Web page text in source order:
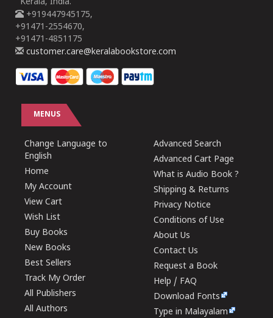
Kerala, India.
+919447945175,
+91471-2554670,
+91471-4851175
customer.care@keralabookstore.com
MENUS
Change Language to
English
Home
My Account
View Cart
Wish List
Buy Books
New Books
Best Sellers
Track My Order
All Publishers
All Authors
Advanced Search
Advanced Cart Page
What is Audio Book ?
Shipping & Returns
Privacy Notice
Conditions of Use
About Us
Contact Us
Request a Book
Help / FAQ
Download Fonts
Type in Malayalam